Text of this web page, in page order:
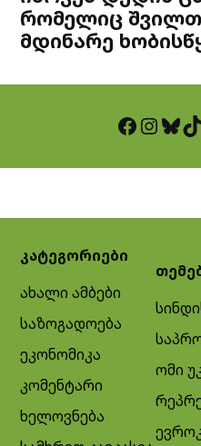
რომელიც
მდინარე
Facebook InstagramBluesky TikTok
კატეგორიები
ახალი ამბები
საზოგადოება
ეკონომიკა
კომენტარი
ხელოვნება
ომი